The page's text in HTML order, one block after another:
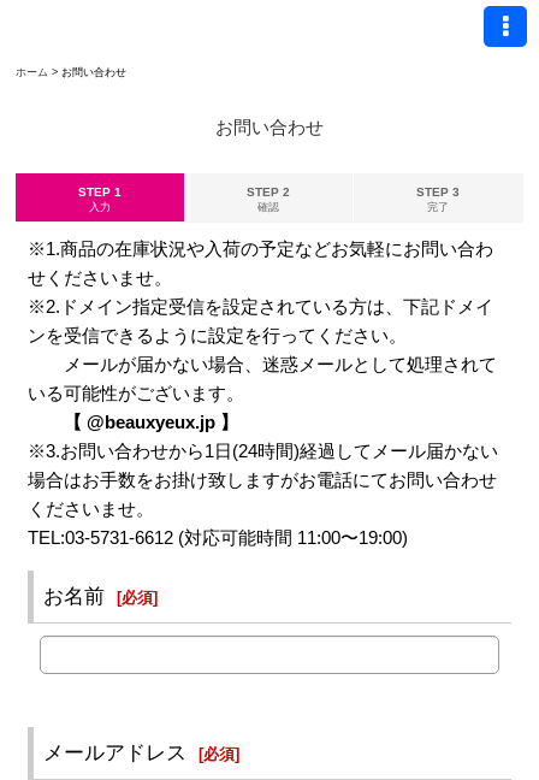
ホーム > お問い合わせ
お問い合わせ
STEP 1
入力
STEP 2
確認
STEP 3
完了
※1.商品の在庫状況や入荷の予定などお気軽にお問い合わ
せくださいませ。
※2.ドメイン指定受信を設定されている方は、下記ドメイ
ンを受信できるように設定を行ってください。
メールが届かない場合、迷惑メールとして処理されて
いる可能性がございます。
【 @beauxyeux.jp 】
※3.お問い合わせから1日(24時間)経過してメール届かない
場合はお手数をお掛け致しますがお電話にてお問い合わせ
くださいませ。
TEL:03-5731-6612 (対応可能時間 11:00〜19:00)
お名前 [必須]
メールアドレス [必須]